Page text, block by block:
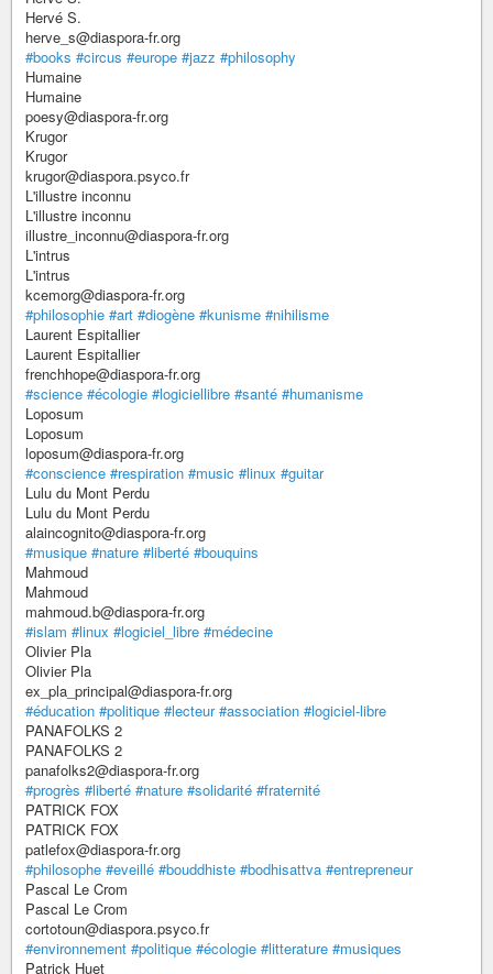
Hervé S.
herve_s@diaspora-fr.org
#books #circus #europe #jazz #philosophy
Humaine
Humaine
poesy@diaspora-fr.org
Krugor
Krugor
krugor@diaspora.psyco.fr
L'illustre inconnu
L'illustre inconnu
illustre_inconnu@diaspora-fr.org
L'intrus
L'intrus
kcemorg@diaspora-fr.org
#philosophie #art #diogène #kunisme #nihilisme
Laurent Espitallier
Laurent Espitallier
frenchhope@diaspora-fr.org
#science #écologie #logiciellibre #santé #humanisme
Loposum
Loposum
loposum@diaspora-fr.org
#conscience #respiration #music #linux #guitar
Lulu du Mont Perdu
Lulu du Mont Perdu
alaincognito@diaspora-fr.org
#musique #nature #liberté #bouquins
Mahmoud
Mahmoud
mahmoud.b@diaspora-fr.org
#islam #linux #logiciel_libre #médecine
Olivier Pla
Olivier Pla
ex_pla_principal@diaspora-fr.org
#éducation #politique #lecteur #association #logiciel-libre
PANAFOLKS 2
PANAFOLKS 2
panafolks2@diaspora-fr.org
#progrès #liberté #nature #solidarité #fraternité
PATRICK FOX
PATRICK FOX
patlefox@diaspora-fr.org
#philosophe #eveillé #bouddhiste #bodhisattva #entrepreneur
Pascal Le Crom
Pascal Le Crom
cortotoun@diaspora.psyco.fr
#environnement #politique #écologie #litterature #musiques
Patrick Huet